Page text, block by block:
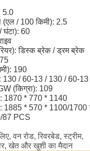
5.0
(एल / 100 किमी): 2.5
घंटा): 60
डिस्क ब्रेक / ड्रम ब्रेक
190
130 / 60-13 / 130 / 60-13
(किग्रा): 109
1870 * 770 * 1140
1885 * 570 * 1100/
87 PCS
वन रोड, रिवरबेड, स्ट्रीम,
खेत और खुशी का मैदान